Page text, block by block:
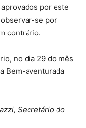
por este
se por
contrário.
no dia 29 do mês
Bem-aventurada
Secretário do